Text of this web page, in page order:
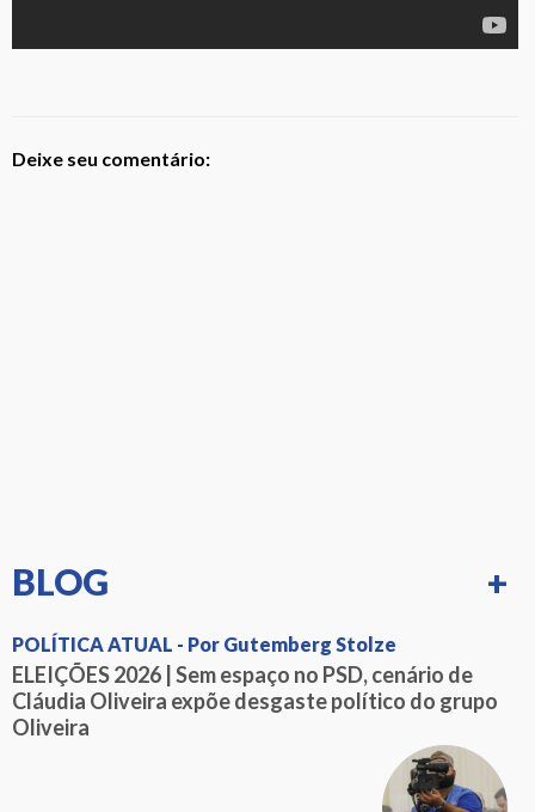
Deixe seu comentário:
BLOG +
POLÍTICA ATUAL - Por Gutemberg Stolze
ELEIÇÕES 2026 | Sem espaço no PSD, cenário de
Cláudia Oliveira expõe desgaste político do grupo
Oliveira